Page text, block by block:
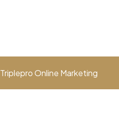
Triplepro Online Marketing